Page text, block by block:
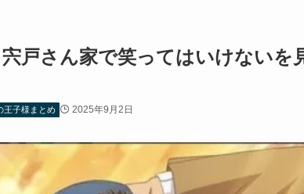
宍戸さん家で笑ってはいけない
王子様まとめ 2025年9月2日